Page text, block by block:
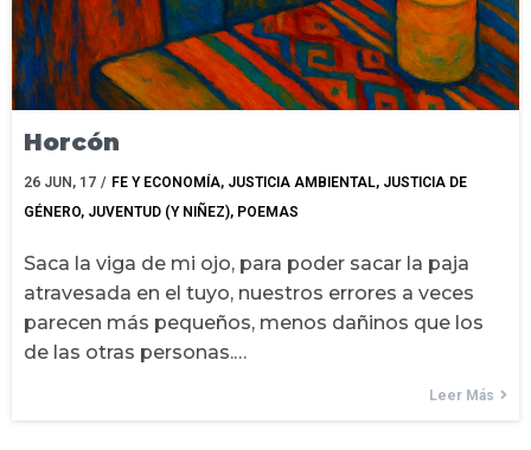
Horcón
26 JUN, 17 / FE Y ECONOMÍA JUSTICIA AMBIENTAL JUSTICIA DE
GÉNERO JUVENTUD (Y NIÑEZ) POEMAS
Saca la viga de mi ojo, para poder sacar la paja
atravesada en el tuyo, nuestros errores a veces
parecen más pequeños, menos dañinos que los
de las otras personas.…
Leer Más